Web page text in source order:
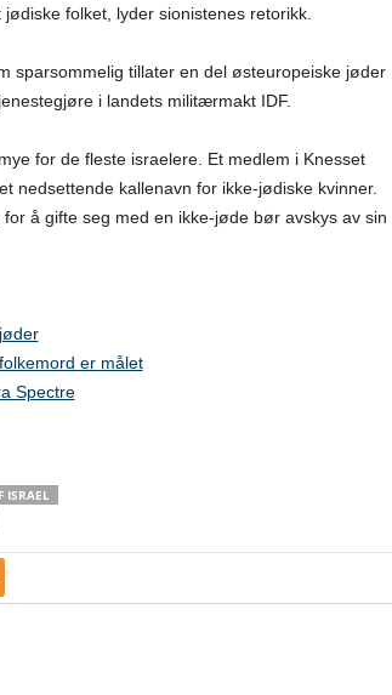
folket, lyder sionistenes retorikk.
sparsommelig tillater en del østeuropeiske jøder
i landets militærmakt IDF.
for de fleste israelere. Et medlem i Knesset
nedsettende kallenavn for ikke-jødiske kvinner.
å gifte seg med en ikke-jøde bør avskys av sin
er målet
Spectre
ISRAEL